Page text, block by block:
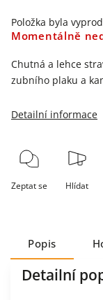
Momentálně
Položka byla
Chutná a lehce
zubního plaku a
Detailní informace
Zeptat se Hlídat
Popis
Detailní